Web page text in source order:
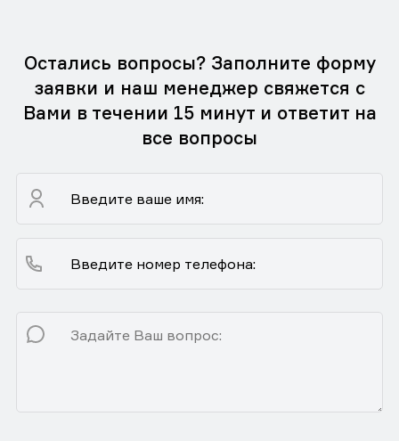
Остались вопросы? Заполните форму
заявки и наш менеджер свяжется с
Вами в течении 15 минут и ответит на
все вопросы